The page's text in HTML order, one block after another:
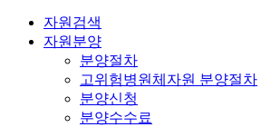
자원검색
자원분양
분양절차
고위험병원체자원 분양절차
분양신청
분양수수료